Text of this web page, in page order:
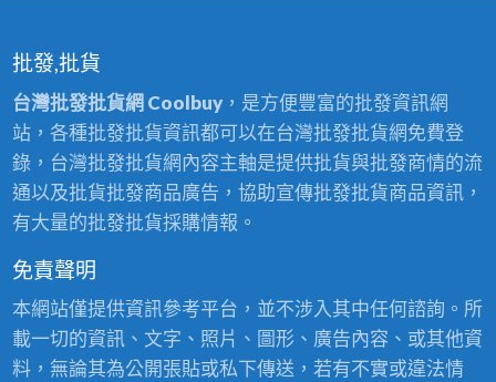
批發,批貨
台灣批發批貨網 Coolbuy，是方便豐富的批發資訊網
站，各種批發批貨資訊都可以在台灣批發批貨網免費登
錄，台灣批發批貨網內容主軸是提供批貨與批發商情的流
通以及批貨批發商品廣告，協助宣傳批發批貨商品資訊，
有大量的批發批貨採購情報。
免責聲明
本網站僅提供資訊參考平台，並不涉入其中任何諮詢。所
載一切的資訊、文字、照片、圖形、廣告內容、或其他資
料，無論其為公開張貼或私下傳送，若有不實或違法情